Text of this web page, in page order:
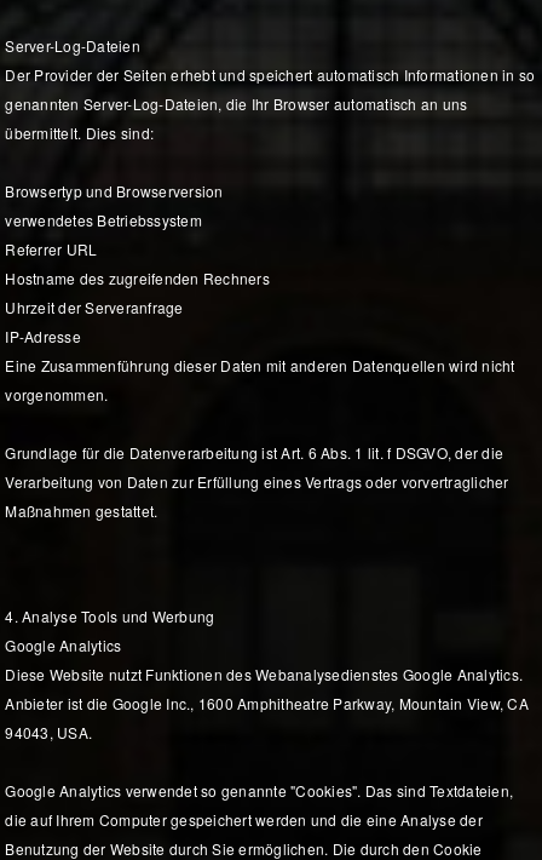
Server-Log-Dateien
Der Provider der Seiten erhebt und speichert automatisch Informationen in so
genannten Server-Log-Dateien, die Ihr Browser automatisch an uns
übermittelt. Dies sind:
Browsertyp und Browserversion
verwendetes Betriebssystem
Referrer URL
Hostname des zugreifenden Rechners
Uhrzeit der Serveranfrage
IP-Adresse
Eine Zusammenführung dieser Daten mit anderen Datenquellen wird nicht
vorgenommen.
Grundlage für die Datenverarbeitung ist Art. 6 Abs. 1 lit. f DSGVO, der die
Verarbeitung von Daten zur Erfüllung eines Vertrags oder vorvertraglicher
Maßnahmen gestattet.
4. Analyse Tools und Werbung
Google Analytics
Diese Website nutzt Funktionen des Webanalysedienstes Google Analytics.
Anbieter ist die Google Inc., 1600 Amphitheatre Parkway, Mountain View, CA
94043, USA.
Google Analytics verwendet so genannte "Cookies". Das sind Textdateien,
die auf Ihrem Computer gespeichert werden und die eine Analyse der
Benutzung der Website durch Sie ermöglichen. Die durch den Cookie